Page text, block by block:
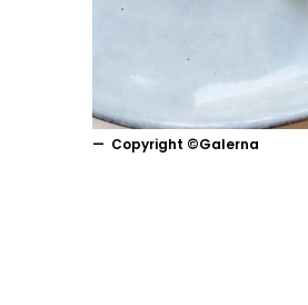
Copyright ©Galerna